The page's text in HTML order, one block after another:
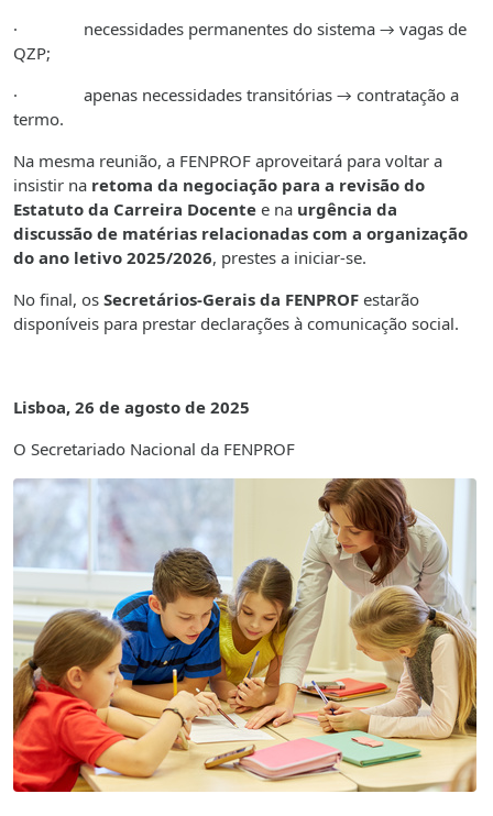
· necessidades permanentes do sistema → vagas de
QZP;
· apenas necessidades transitórias → contratação a
termo.
Na mesma reunião, a FENPROF aproveitará para voltar a
insistir na retoma da negociação para a revisão do
Estatuto da Carreira Docente e na urgência da
discussão de matérias relacionadas com a organização
do ano letivo 2025/2026, prestes a iniciar-se.
No final, os Secretários-Gerais da FENPROF estarão
disponíveis para prestar declarações à comunicação social.
Lisboa, 26 de agosto de 2025
O Secretariado Nacional da FENPROF